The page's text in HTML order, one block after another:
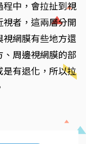
程中，會拉扯到視
者，這兩層分開
網膜有些地方還
周邊視網膜的部
是有退化，所以拉